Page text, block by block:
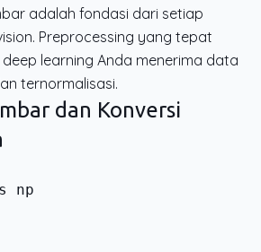
adalah fondasi dari setiap
Preprocessing yang tepat
learning Anda menerima data
ternormalisasi.
dan Konversi
np